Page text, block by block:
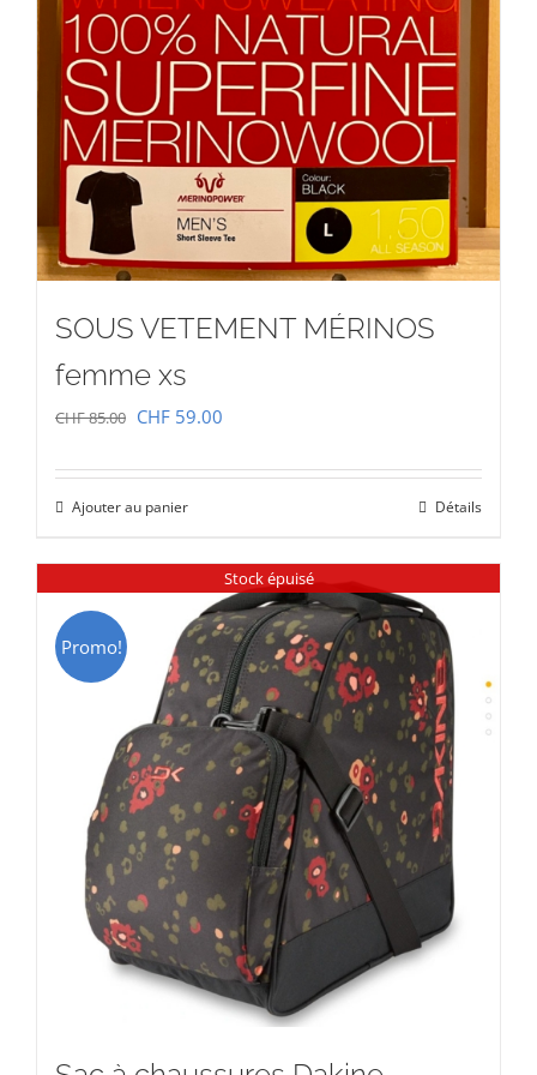
SOUS VETEMENT MÉRINOS
femme xs
CHF85.00 Le
initial
était :
CHF 85.00.
CHF 59.00
actuel
CHF 59.00.
Ajouter au panier Détails
Stock épuisé
Promo!